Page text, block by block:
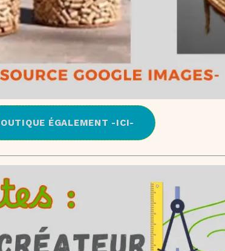
ÉGALEMENT -ICI-